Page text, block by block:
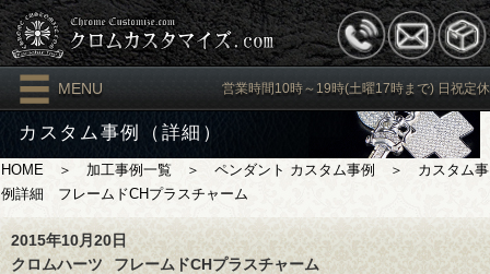
MENU 営業時間10時～19時(土曜17時まで) 日祝定休
カスタム事例（詳細）
HOME ＞ 加工事例一覧 ＞ ペンダント カスタム事例
＞ カスタム事
例詳細 フレームドCHプラスチャーム
2015年10月20日
クロムハーツ
フレームドCHプラスチャーム